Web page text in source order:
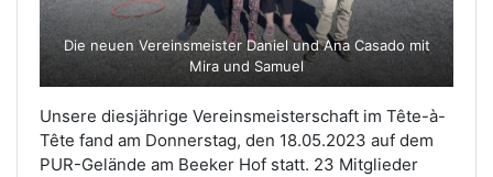
Die neuen Vereinsmeister Daniel und Ana Casado mit
Mira und Samuel
Unsere diesjährige Vereinsmeisterschaft im Tête-à-
Tête fand am Donnerstag, den 18.05.2023 auf dem
PUR-Gelände am Beeker Hof statt. 23 Mitglieder